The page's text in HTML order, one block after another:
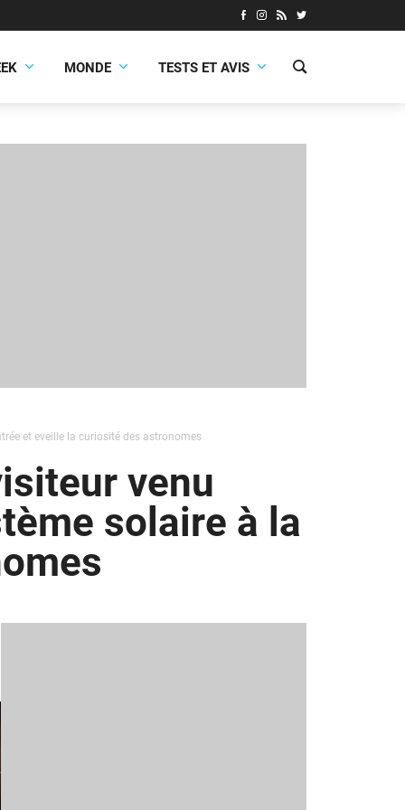
MONDE TESTS ET AVIS
et eveille la curiosité des astronomes
venu
solaire à la